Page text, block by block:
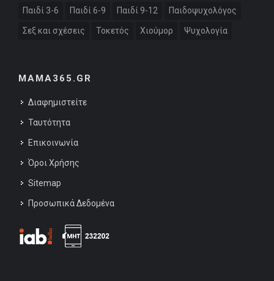
Παιδί 3-6 Παιδί 6-9 Παιδί 9-12 Παιδοψυχολόγος
Σεξ και σχέσεις Τοκετός Χιούμορ Ψυχολογία
MAMA365.GR
Διαφημιστείτε
Ταυτότητα
Επικοινωνία
Όροι Χρήσης
Sitemap
Προσωπικά Δεδομένα